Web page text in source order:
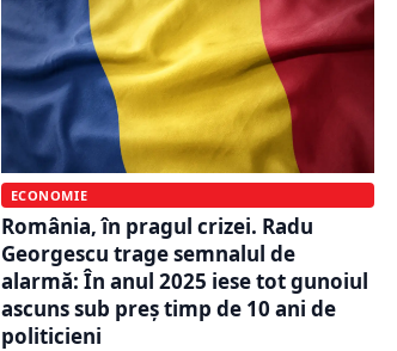
ECONOMIE
România, în pragul crizei. Radu
Georgescu trage semnalul de
alarmă: În anul 2025 iese tot gunoiul
ascuns sub preș timp de 10 ani de
politicieni